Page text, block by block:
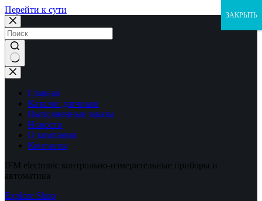
Перейти к сути
Ничего
не
найденоГлавная
Каталог датчиков
Выполненные заказы
Новости
О компании
Контакты
IFM electronic контрольно-измерительные приборы и
автоматика
Explore Shop
ЗАКРЫТЬ